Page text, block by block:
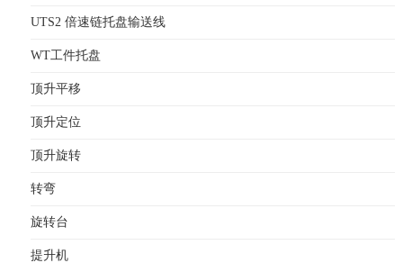
UTS2 倍速链托盘输送线
WT工件托盘
顶升平移
顶升定位
顶升旋转
转弯
旋转台
提升机